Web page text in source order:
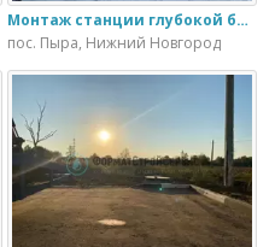
Монтаж станции глубокой биологической очистки ИталБио - 5 с колодцем дренажным для слива воды
пос. Пыра, Нижний Новгород